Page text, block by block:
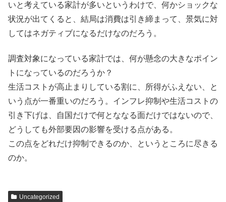
いと考えている家計が多いというわけで、何かショックな
状況が出てくると、結局は消費は引き締まって、景気に対
してはネガティブになるだけなのだろう。
調査対象になっている家計では、何が懸念の大きなポイン
トになっているのだろうか？
生活コストが高止まりしている割に、所得がふえない、と
いう点が一番重いのだろう。インフレ抑制や生活コストの
引き下げは、自国だけで何とななる面だけではないので、
どうしても外部要因の影響を受ける点がある。
この点をどれだけ抑制できるのか、というところに尽きる
のか。
Uncategorized